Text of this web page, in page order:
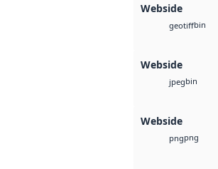
Webside
geotiffbin
Webside
jpegbin
Webside
pngpng